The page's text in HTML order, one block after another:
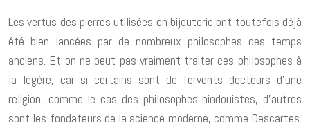
Les vertus des pierres utilisées en bijouterie ont toutefois déjà
été bien lancées par de nombreux philosophes des temps
anciens. Et on ne peut pas vraiment traiter ces philosophes à
la légère, car si certains sont de fervents docteurs d’une
religion, comme le cas des philosophes hindouistes, d’autres
sont les fondateurs de la science moderne, comme Descartes.